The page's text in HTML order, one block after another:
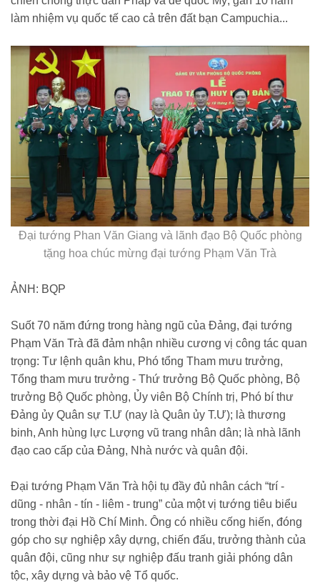
làm nhiệm vụ quốc tế cao cả trên đất bạn Campuchia...
Đại tướng Phan Văn Giang và lãnh đạo Bộ Quốc phòng
tặng hoa chúc mừng đại tướng Phạm Văn Trà
ẢNH: BQP
Suốt 70 năm đứng trong hàng ngũ của Đảng, đại tướng
Phạm Văn Trà đã đảm nhận nhiều cương vị công tác quan
trọng: Tư lệnh quân khu, Phó tổng Tham mưu trưởng,
Tổng tham mưu trưởng - Thứ trưởng Bộ Quốc phòng, Bộ
trưởng Bộ Quốc phòng, Ủy viên Bộ Chính trị, Phó bí thư
Đảng ủy Quân sự T.Ư (nay là Quân ủy T.Ư); là thương
binh, Anh hùng lực Lượng vũ trang nhân dân; là nhà lãnh
đạo cao cấp của Đảng, Nhà nước và quân đội.
Đại tướng Phạm Văn Trà hội tụ đầy đủ nhân cách “trí -
dũng - nhân - tín - liêm - trung” của một vị tướng tiêu biểu
trong thời đại Hồ Chí Minh. Ông có nhiều cống hiến, đóng
góp cho sự nghiệp xây dựng, chiến đấu, trưởng thành của
quân đội, cũng như sự nghiệp đấu tranh giải phóng dân
tộc, xây dựng và bảo vệ Tổ quốc.